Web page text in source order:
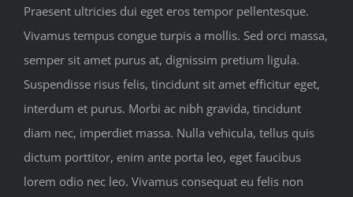
Praesent ultricies dui eget eros tempor pellentesque.
Vivamus tempus congue turpis a mollis. Sed orci massa,
semper sit amet purus at, dignissim pretium ligula.
Suspendisse risus felis, tincidunt sit amet efficitur eget,
interdum et purus. Morbi ac nibh gravida, tincidunt
diam nec, imperdiet massa. Nulla vehicula, tellus quis
dictum porttitor, enim ante porta leo, eget faucibus
lorem odio nec leo. Vivamus consequat eu felis non